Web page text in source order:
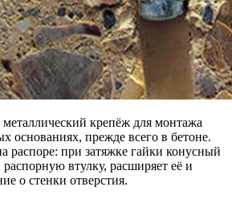
крепёж для монтажа
основаниях, прежде всего в бетоне.
распоре: при затяжке гайки конусный
распорную втулку, расширяет её и
о стенки отверстия.